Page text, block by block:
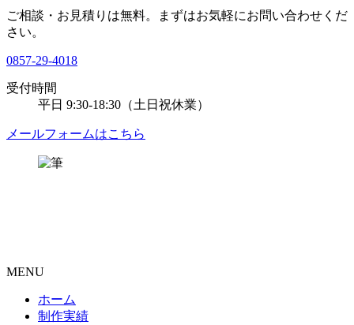
ご相談・お見積りは無料。
まずはお気軽にお問い合わせくだ
さい。
0857-29-4018
受付時間
平日 9:30-18:30 （土日祝休業）
メールフォームはこちら
MENU
ホーム
制作実績